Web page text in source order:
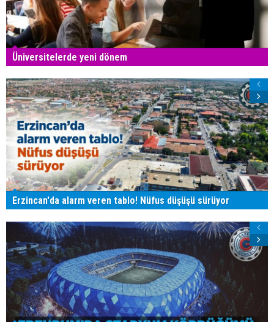
Üniversitelerde yeni dönem
Erzincan'da alarm veren tablo! Nüfus düşüşü sürüyor